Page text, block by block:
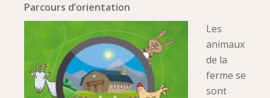
Parcours d’orientation
Les
animaux
de la
ferme se
sont